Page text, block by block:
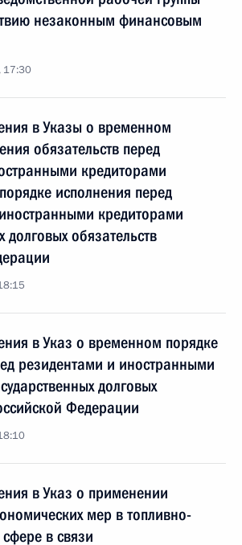
незаконным финансовым
17:30
в Указы о временном
обязательств перед
кредиторами
исполнения перед
кредиторами
долговых обязательств
в Указ о временном порядке
резидентами и иностранными
долговых
Федерации
в Указ о применении
мер в топливно-
в связи